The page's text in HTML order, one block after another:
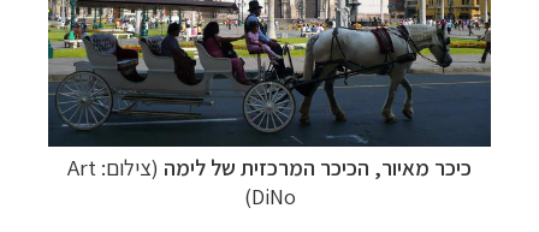
כיכר מאיור, הכיכר המרכזית של לימה
(צילום: Art
DiNo)